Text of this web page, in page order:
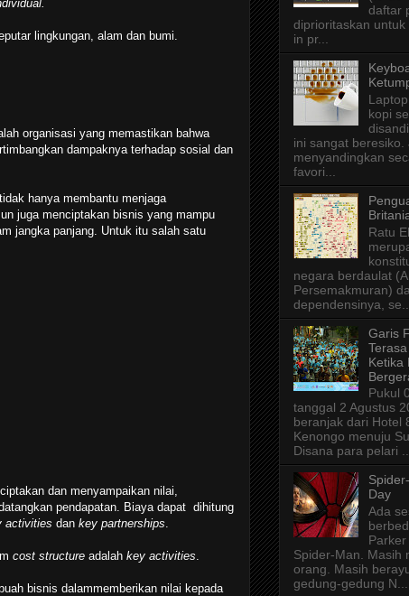
lingkungan, alam dan bumi.
organisasi yang memastikan bahwa
dampaknya terhadap sosial dan
hanya membantu menjaga
juga menciptakan bisnis yang mampu
jangka panjang. Untuk itu salah satu
dan menyampaikan nilai,
pendapatan. Biaya dapat dihitung
activities dan key partnerships
cost structure adalah key activities
bisnis dalammemberikan nilai kepada
daftar
diprioritaskan
in pr...
kopi
ini sangat beresiko.
menyandingkan
favori...
Ratu
negara berdaulat
Persemakmuran)
dependensinya, se...
Garis
Ketika
Pukul
tanggal 2 Agustus
beranjak dari Hotel
Kenongo menuju
Disana para pelari
Day
Ada
Spider-Man. Masih
orang. Masih
gedung-gedung N...